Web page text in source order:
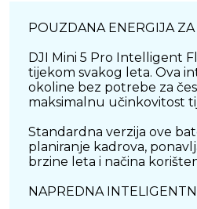
POUZDANA ENERGIJA
DJI Mini 5 Pro Intelligent
tijekom svakog leta. Ova
okoline bez potrebe za
maksimalnu učinkovitost
Standardna verzija ove
planiranje kadrova,
brzine leta i načina
NAPREDNA